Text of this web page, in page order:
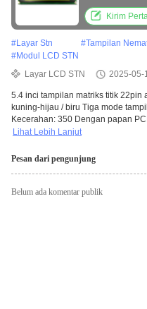
Resolusi:
papan PCB
Kirim
#Layar Stn #Tampilan
#Modul LCD STN
Layar LCD STN
2025-05-
5.4 inci tampilan matriks titik 22pin
kuning-hijau / biru Tiga mode
Kecerahan: 350 Dengan papan
Lihat Lebih Lanjut
Pesan dari pengunjung
Belum ada komentar publik